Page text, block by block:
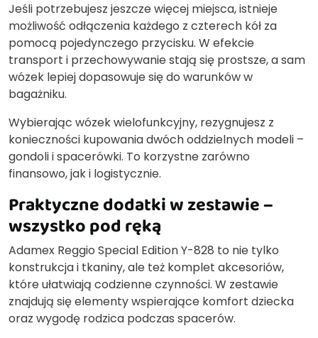
Jeśli potrzebujesz jeszcze więcej miejsca, istnieje
możliwość odłączenia każdego z czterech kół za
pomocą pojedynczego przycisku. W efekcie
transport i przechowywanie stają się prostsze, a sam
wózek lepiej dopasowuje się do warunków w
bagażniku.
Wybierając wózek wielofunkcyjny, rezygnujesz z
konieczności kupowania dwóch oddzielnych modeli –
gondoli i spacerówki. To korzystne zarówno
finansowo, jak i logistycznie.
Praktyczne dodatki w zestawie –
wszystko pod ręką
Adamex Reggio Special Edition Y-828 to nie tylko
konstrukcja i tkaniny, ale też komplet akcesoriów,
które ułatwiają codzienne czynności. W zestawie
znajdują się elementy wspierające komfort dziecka
oraz wygodę rodzica podczas spacerów.